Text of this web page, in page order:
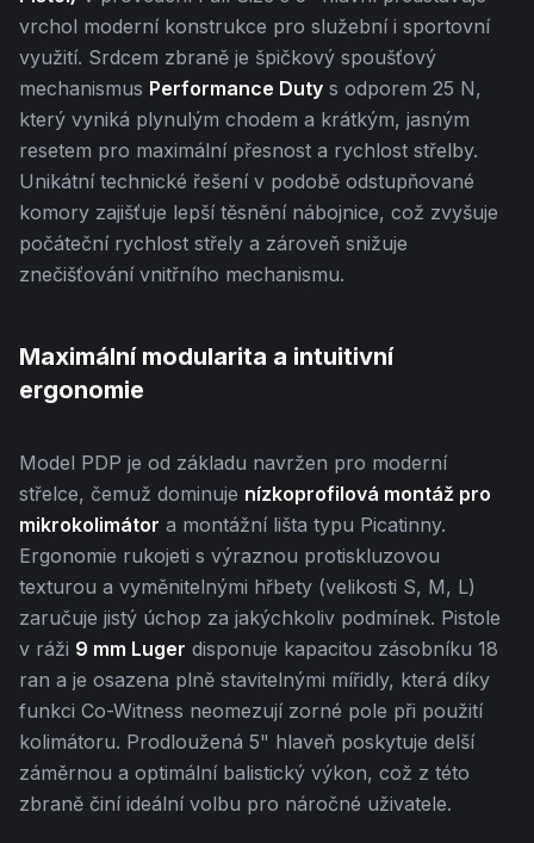
vrchol moderní konstrukce pro služební i sportovní
využití. Srdcem zbraně je špičkový spoušťový
mechanismus Performance Duty s odporem 25 N,
který vyniká plynulým chodem a krátkým, jasným
resetem pro maximální přesnost a rychlost střelby.
Unikátní technické řešení v podobě odstupňované
komory zajišťuje lepší těsnění nábojnice, což zvyšuje
počáteční rychlost střely a zároveň snižuje
znečišťování vnitřního mechanismu.
Maximální modularita a intuitivní
ergonomie
Model PDP je od základu navržen pro moderní
střelce, čemuž dominuje nízkoprofilová montáž pro
mikrokolimátor a montážní lišta typu Picatinny.
Ergonomie rukojeti s výraznou protiskluzovou
texturou a vyměnitelnými hřbety (velikosti S, M, L)
zaručuje jistý úchop za jakýchkoliv podmínek. Pistole
v ráži 9 mm Luger disponuje kapacitou zásobníku 18
ran a je osazena plně stavitelnými mířidly, která díky
funkci Co-Witness neomezují zorné pole při použití
kolimátoru. Prodloužená 5" hlaveň poskytuje delší
záměrnou a optimální balistický výkon, což z této
zbraně činí ideální volbu pro náročné uživatele.